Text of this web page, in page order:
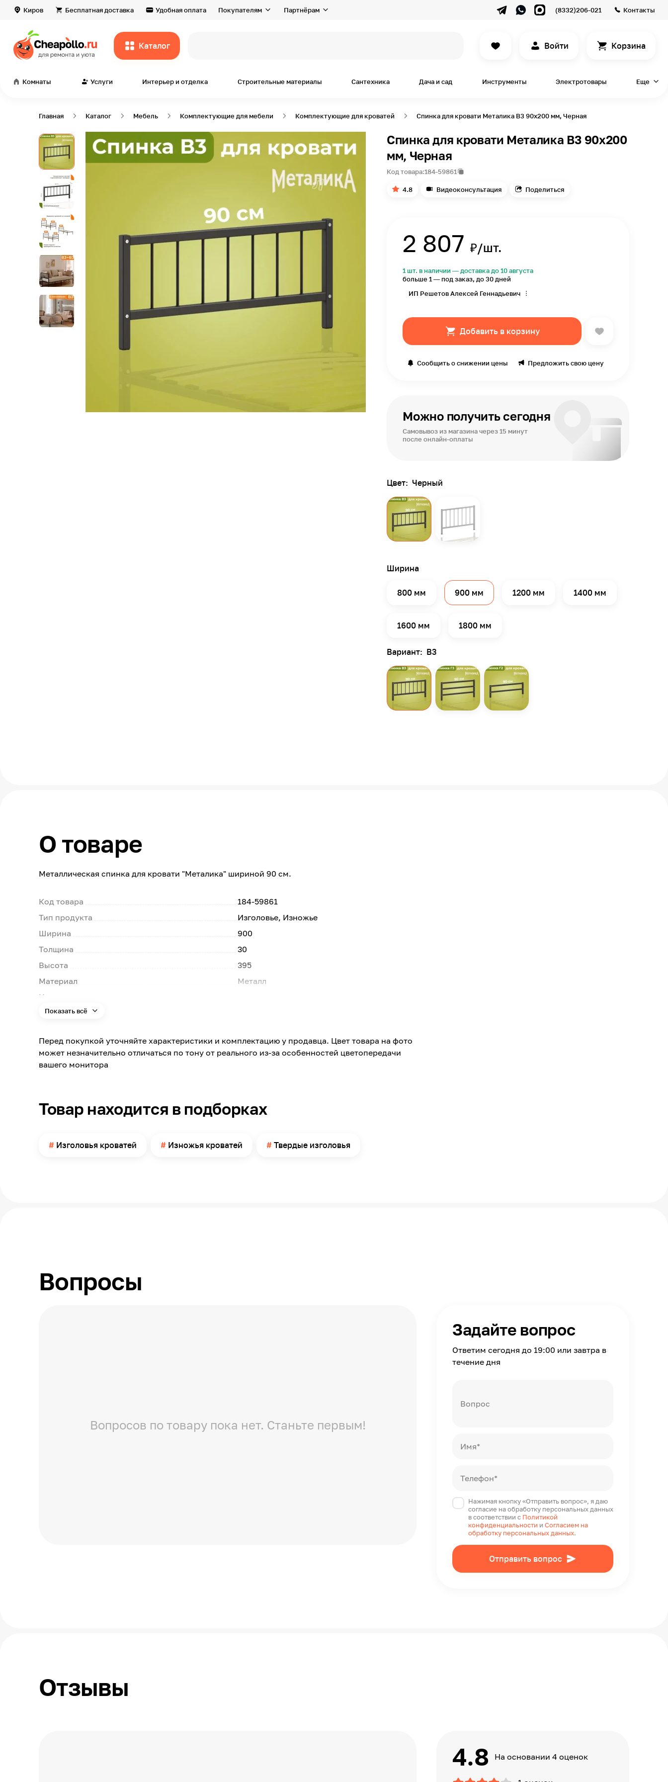
Киров Бесплатная доставка Удобная оплата Покупателям Партнёрам (8332)206-021 Контакты
Каталог Войти Корзина
Комнаты Услуги Интерьер и отделка Строительные материалы Сантехника Дача и сад Инструменты Электротовары Еще
Главная Каталог Мебель Комплектующие для мебели Комплектующие для кроватей Спинка для кровати Металика В3 90х200 мм, Черная
Спинка для кровати Металика В3 90х200
мм, Черная
Код товара:184-59861
4.8 Видеоконсультация Поделиться
2 807 ₽/шт.
1 шт. в наличии — доставка до 10 августа
больше 1 — под заказ, до 30 дней
ИП Решетов Алексей Геннадьевич
Добавить в корзину
Сообщить о снижении цены Предложить свою цену
Можно получить сегодня
Самовывоз из магазина через 15 минут
после онлайн-оплаты
Цвет: Черный
Ширина
800 мм 900 мм 1200 мм 1400 мм
1600 мм 1800 мм
Вариант: В3
О товаре
Металлическая спинка для кровати "Металика" шириной 90 см.
Код товара
184-59861
Тип продукта
Изголовье, Изножье
Ширина
900
Толщина
30
Высота
395
Материал
Металл
Цвет
Вариант
Показать всё
Перед покупкой уточняйте характеристики и комплектацию у продавца. Цвет товара на фото
может незначительно отличаться по тону от реального из-за особенностей цветопередачи
вашего монитора
Товар находится в подборках
Изголовья кроватей Изножья кроватей Твердые изголовья
Вопросы
Вопросов по товару пока нет. Станьте первым!
Задайте вопрос
Ответим сегодня до 19:00 или завтра в
течение дня
Вопрос
Имя*
Телефон*
Нажимая кнопку «Отправить вопрос», я даю
согласие на обработку персональных данных
в соответствии с Политикой
конфиденциальности и Согласием на
обработку персональных данных.
Отправить вопрос
Отзывы
4.8 На основании 4 оценок